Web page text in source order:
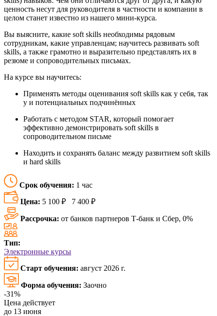
ценность несут для руководителя в частности и компании в
целом станет известно из нашего мини-курса.
Вы выясните, какие soft skills необходимы рядовым
сотрудникам, какие управленцам; научитесь развивать soft
skills, а также грамотно и выразительно представлять их в
резюме и сопроводительных письмах.
На курсе вы научитесь:
Применять методы оценивания soft skills как у себя, так
у и потенциальных подчинённых
Работать с методом STAR, который помогает
эффективно демонстрировать soft skills в
сопроводительном письме
Находить и сохранять баланс между развитием soft skills
и hard skills
Срок обучения: 1 час
Цена: 5 100 ₽ 7 400 ₽
Рассрочка: от банков партнеров Т-банк и Сбер, 0%
Тип:
Электронные курсы
Старт обучения: август 2026 г.
Форма обучения: Заочно
-31%
Цена действует
до 13 июня